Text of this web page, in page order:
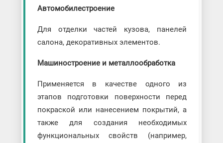
Автомобилестроение
Для отделки частей кузова, панелей
салона, декоративных элементов.
Машиностроение и металлообработка
Применяется в качестве одного из
этапов подготовки поверхности перед
покраской или нанесением покрытий, а
также для создания необходимых
функциональных свойств (например,